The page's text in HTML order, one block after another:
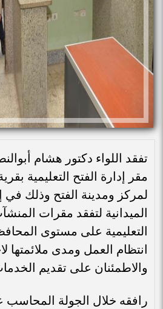
تفقد اللواء دكتور هشام
مقر إدارة الفتح التعليمية
لمركز ومدينة الفتح وذلك في
الميدانية لتفقد مقرات
التعليمية على مستوى
انتظام العمل ومدى ملائمتها
والاطمئنان على تقديم
رافقه خلال الجولة المحاسب